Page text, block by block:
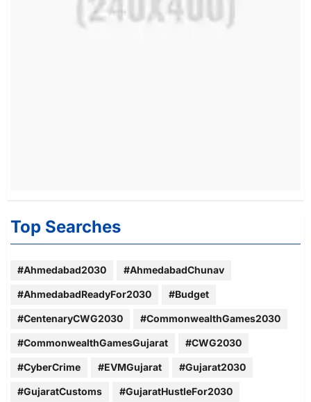
Top Searches
#Ahmedabad2030 #AhmedabadChunav
#AhmedabadReadyFor2030 #Budget
#CentenaryCWG2030 #CommonwealthGames2030
#CommonwealthGamesGujarat #CWG2030
#CyberCrime #EVMGujarat #Gujarat2030
#GujaratCustoms #GujaratHustleFor2030